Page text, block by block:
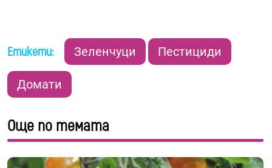
Етикети: Зеленчуци Пестициди
Домати
Още по темата